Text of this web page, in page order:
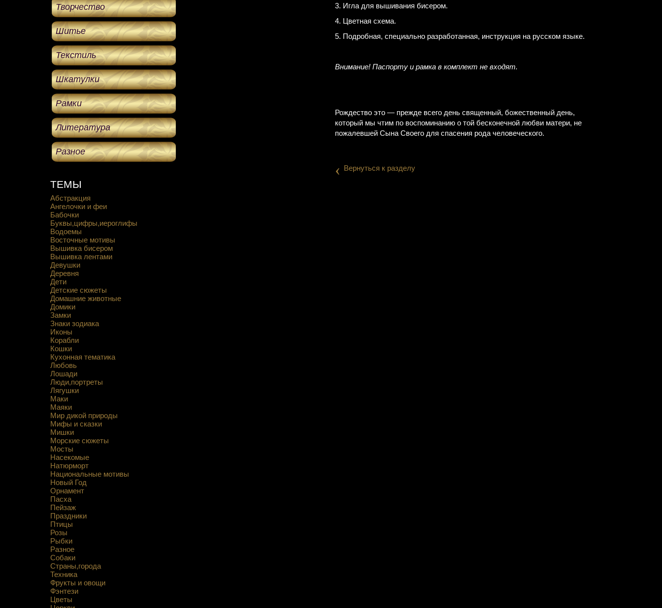
Творчество
Шитье
Текстиль
Шкатулки
Рамки
Литература
Разное
ТЕМЫ
Абстракция
Ангелочки и феи
Бабочки
Буквы,цифры,иероглифы
Водоемы
Восточные мотивы
Вышивка бисером
Вышивка лентами
Девушки
Деревня
Дети
Детские сюжеты
Домашние животные
Домики
Замки
Знаки зодиака
Иконы
Корабли
Кошки
Кухонная тематика
Любовь
Лошади
Люди,портреты
Лягушки
Маки
Маяки
Мир дикой природы
Мифы и сказки
Мишки
Морские сюжеты
Мосты
Насекомые
Натюрморт
Национальные мотивы
Новый Год
Орнамент
Пасха
Пейзаж
Праздники
Птицы
Розы
Рыбки
Разное
Собаки
Страны,города
Техника
Фрукты и овощи
Фэнтези
Цветы
3. Игла для вышивания бисером.
4. Цветная схема.
5. Подробная, специально разработанная, инструкция на русском языке.
Внимание! Паспорту и рамка в комплект не входят.
Рождество это — прежде всего день священный, божественный день,
который мы чтим по воспоминанию о той бесконечной любви матери, не
пожалевшей Сына Своего для спасения рода человеческого.
‹ Вернуться к разделу